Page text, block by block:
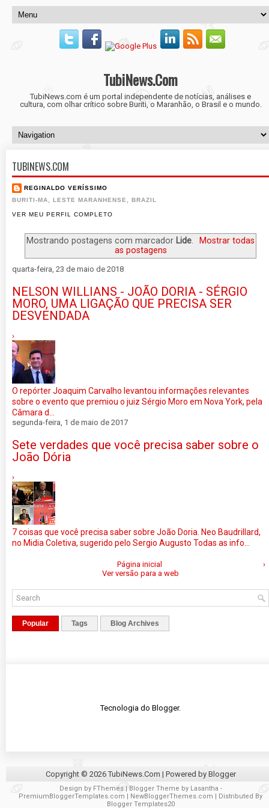
TubiNews.Com
TubiNews.com é um portal independente de notícias, análises e
cultura, com olhar crítico sobre Buriti, o Maranhão, o Brasil e o mundo.
TUBINEWS.COM
REGINALDO VERÍSSIMO
BURITI-MA, LESTE MARANHENSE, BRAZIL
VER MEU PERFIL COMPLETO
Mostrando postagens com marcador Lide
Mostrar todas
as postagens
quarta-feira, 23 de maio de 2018
NELSON WILLIANS - JOÃO DORIA - SÉRGIO
MORO, UMA LIGAÇÃO QUE PRECISA SER
DESVENDADA
›
O repórter Joaquim Carvalho levantou informações relevantes
sobre o evento que premiou o juiz Sérgio Moro em Nova York, pela
Câmara d...
segunda-feira, 1 de maio de 2017
Sete verdades que você precisa saber sobre o
João Dória
›
7 coisas que você precisa saber sobre João Doria. Neo Baudrillard,
no Midia Coletiva, sugerido pelo Sergio Augusto Todas as info...
›
Página inicial
Ver versão para a web
Popular Tags Blog Archives
Tecnologia do Blogger.
Copyright © 2026TubiNews.Com | Powered by Blogger
Design by FThemes| Blogger Theme by Lasantha -
PremiumBloggerTemplates.com
NewBloggerThemes.com | Distributed By
Blogger Templates20